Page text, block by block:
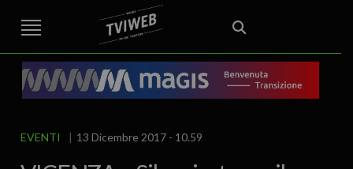
STREET TG CRONACA VENETO
VICENZA E PROVINCIA
AREA BERICA
ECONOMIA ATTUALITA’ POLITICA
EDITORIALE ITALIA E MONDO CURIOSITÀ – LIFESTYLE
CULTURA ARTE
SPORT
IL GRAFFIO FOOD & DRINK
EVENTI 13 Dicembre 2017 - 10.59